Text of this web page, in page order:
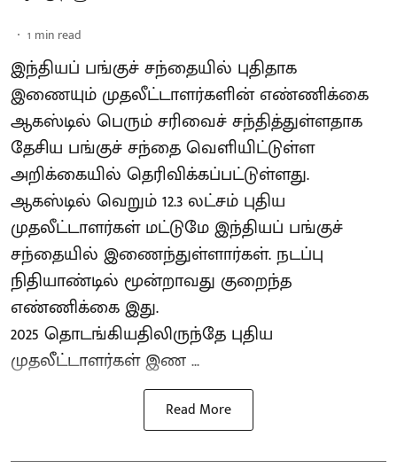
1 min read
இந்தியப் பங்குச் சந்தையில் புதிதாக
இணையும் முதலீட்டாளர்களின் எண்ணிக்கை
ஆகஸ்டில் பெரும் சரிவைச் சந்தித்துள்ளதாக
தேசிய பங்குச் சந்தை வெளியிட்டுள்ள
அறிக்கையில் தெரிவிக்கப்பட்டுள்ளது.
ஆகஸ்டில் வெறும் 12.3 லட்சம் புதிய
முதலீட்டாளர்கள் மட்டுமே இந்தியப் பங்குச்
சந்தையில் இணைந்துள்ளார்கள். நடப்பு
நிதியாண்டில் மூன்றாவது குறைந்த
எண்ணிக்கை இது.
2025 தொடங்கியதிலிருந்தே புதிய
முதலீட்டாளர்கள் இண ...
Read More